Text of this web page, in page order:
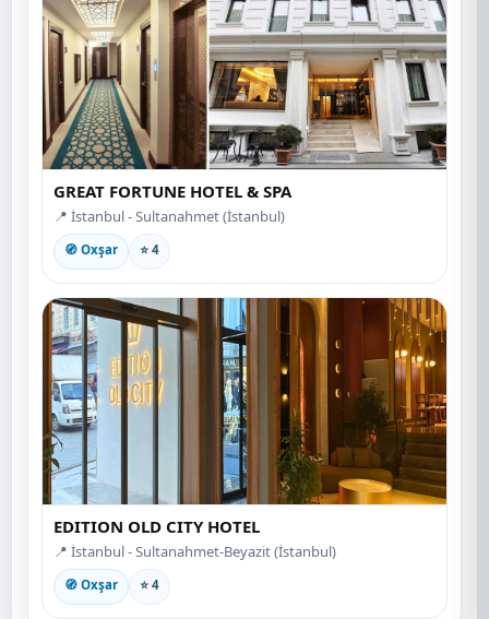
GREAT FORTUNE HOTEL & SPA
📍 İstanbul - Sultanahmet (İstanbul)
🧭 Oxşar ⭐ 4
EDITION OLD CITY HOTEL
📍 İstanbul - Sultanahmet-Beyazit (İstanbul)
🧭 Oxşar ⭐ 4